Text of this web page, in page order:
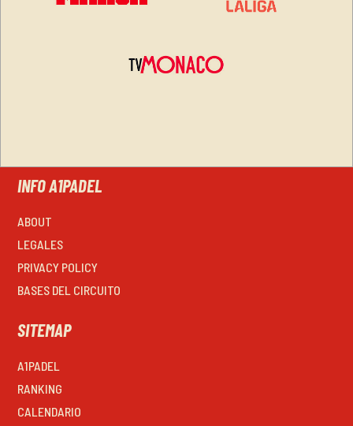
INFO A1PADEL
ABOUT
LEGALES
PRIVACY POLICY
BASES DEL CIRCUITO
SITEMAP
A1PADEL
RANKING
CALENDARIO